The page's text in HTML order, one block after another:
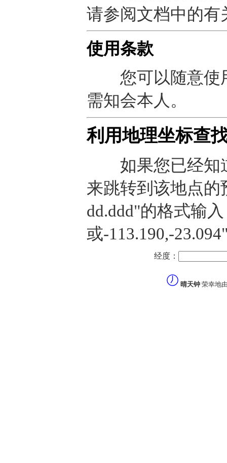
请参阅文档中的有
使用条款
您可以随意使
需知会本人。
利用地理坐标查
如果您已经知道
来跳转到该地点的
dd.ddd"的格式输
或-113.190,-
经度：
晴天钟 荣幸地